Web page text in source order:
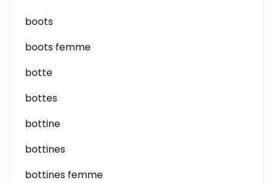
boots
boots femme
botte
bottes
bottine
bottines
bottines femme